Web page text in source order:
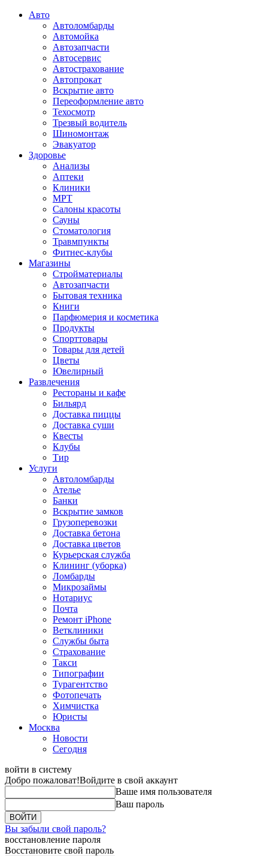
Авто
Автоломбарды
Автомойка
Автозапчасти
Автосервис
Автострахование
Автопрокат
Вскрытие авто
Переоформление авто
Техосмотр
Трезвый водитель
Шиномонтаж
Эвакуатор
Здоровье
Анализы
Аптеки
Клиники
МРТ
Салоны красоты
Сауны
Стоматология
Травмпункты
Фитнес-клубы
Магазины
Стройматериалы
Автозапчасти
Бытовая техника
Книги
Парфюмерия и косметика
Продукты
Спорттовары
Товары для детей
Цветы
Ювелирный
Развлечения
Рестораны и кафе
Бильярд
Доставка пиццы
Доставка суши
Квесты
Клубы
Тир
Услуги
Автоломбарды
Ателье
Банки
Вскрытие замков
Грузоперевозки
Доставка бетона
Доставка цветов
Курьерская служба
Клининг (уборка)
Ломбарды
Микрозаймы
Нотариус
Почта
Ремонт iPhone
Ветклиники
Службы быта
Страхование
Такси
Типографии
Турагентство
Фотопечать
Химчистка
Юристы
Москва
Новости
Сегодня
войти в систему
Добро пожаловат!Войдите в свой аккаунт
Ваше имя пользователя
Ваш пароль
Вы забыли свой пароль?
восстановление пароля
Восстановите свой пароль